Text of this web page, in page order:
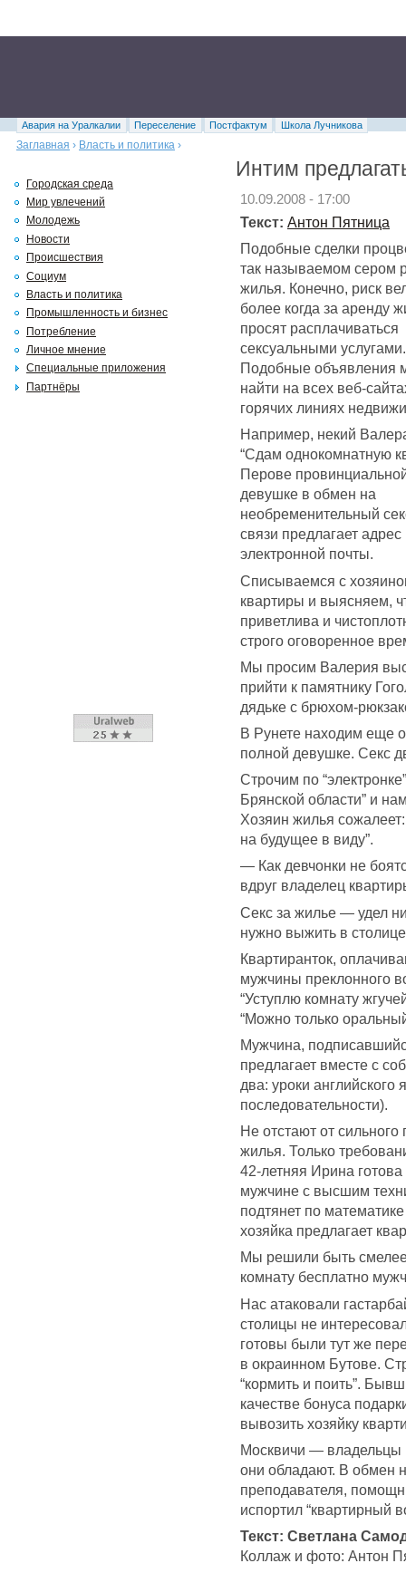
Авария на Уралкалии Переселение Постфактум
Школа Лучникова
Заглавная › Власть и политика ›
Интим
10.09.2008 - 17:00
Текст: Антон Пятница
Подобные сделки
так называемом сером
жилья. Конечно, риск
более когда за аренду
просят расплачиваться
сексуальными услугами.
Подобные объявления
найти на всех веб-
горячих линиях
Например, некий
“Сдам однокомнатную
Перове
девушке в обмен на
необременительный
связи предлагает адрес
электронной почты.
Списываемся с
квартиры и выясняем,
приветлива и
строго оговоренное
Мы просим Валерия
прийти к памятнику
дядьке с брюхом-
В Рунете находим еще
полной девушке. Секс
Строчим по
Брянской области” и
Хозяин жилья
на будущее в виду”.
— Как девчонки не
вдруг владелец
Секс за жилье — удел
нужно выжить в
Квартиранток,
мужчины преклонного
“Уступлю комнату
“Можно только
Мужчина,
предлагает вместе с
два: уроки
последовательности).
Не отстают от
жилья. Только
42-летняя Ирина готова
мужчине с высшим
подтянет по
хозяйка предлагает
Мы решили быть
комнату бесплатно
Нас атаковали
столицы не
готовы были тут же
в окраинном Бутове.
“кормить и поить”.
качестве бонуса
вывозить хозяйку
Москвичи — владельцы
они обладают. В обмен
преподавателя,
испортил “квартирный
Текст: Светлана
Коллаж и фото: Антон
Городская среда
Мир увлечений
Молодежь
Новости
Происшествия
Социум
Власть и политика
Промышленность и бизнес
Потребление
Личное мнение
Специальные приложения
Партнёры